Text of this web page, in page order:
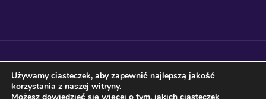
nauticos.pl 2018 Wszystkie prawa zastrzeżone.
Używamy ciasteczek, aby zapewnić najlepszą jakość
korzystania z naszej witryny.